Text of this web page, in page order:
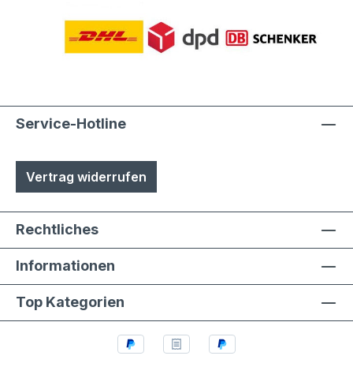
Service-Hotline
Vertrag widerrufen
Rechtliches
Informationen
Top Kategorien